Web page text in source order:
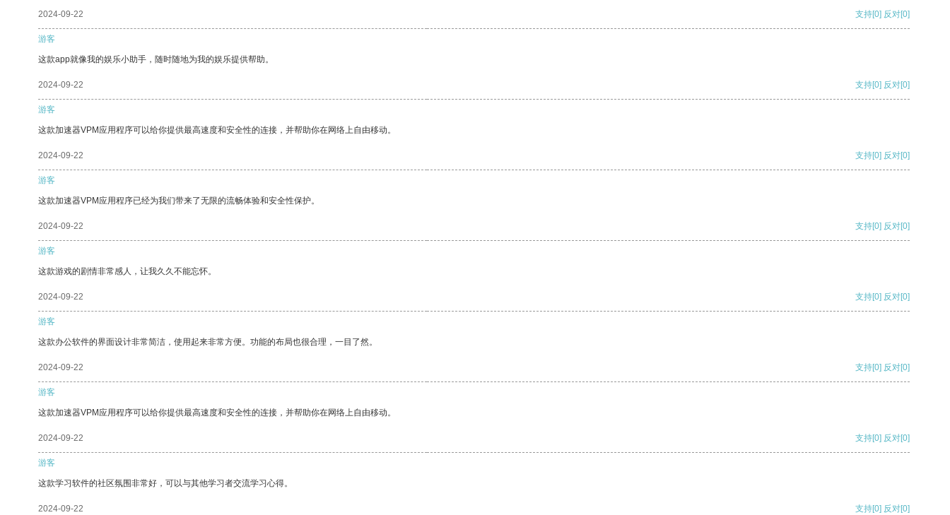
2024-09-22 支持[0] 反对[0]
游客
这款app就像我的娱乐小助手，随时随地为我的娱乐提供帮助。
2024-09-22 支持[0] 反对[0]
游客
这款加速器VPM应用程序可以给你提供最高速度和安全性的连接，并帮助你在网络上自由移动。
2024-09-22 支持[0] 反对[0]
游客
这款加速器VPM应用程序已经为我们带来了无限的流畅体验和安全性保护。
2024-09-22 支持[0] 反对[0]
游客
这款游戏的剧情非常感人，让我久久不能忘怀。
2024-09-22 支持[0] 反对[0]
游客
这款办公软件的界面设计非常简洁，使用起来非常方便。功能的布局也很合理，一目了然。
2024-09-22 支持[0] 反对[0]
游客
这款加速器VPM应用程序可以给你提供最高速度和安全性的连接，并帮助你在网络上自由移动。
2024-09-22 支持[0] 反对[0]
游客
这款学习软件的社区氛围非常好，可以与其他学习者交流学习心得。
2024-09-22 支持[0] 反对[0]